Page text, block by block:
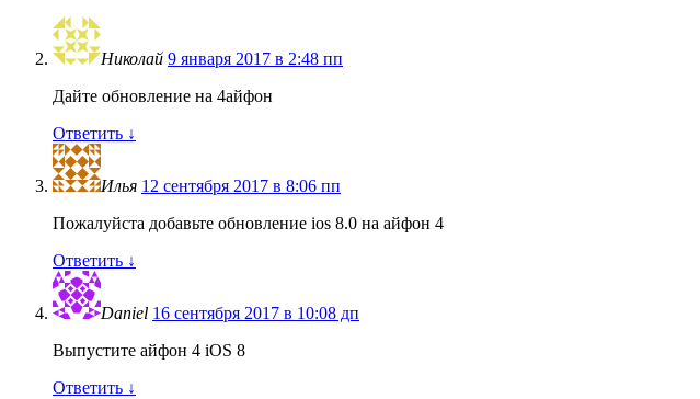
Николай 9 января 2017 в 2:48 пп
Дайте обновление на 4айфон
Ответить ↓
Илья 12 сентября 2017 в 8:06 пп
Пожалуйста добавьте обновление ios 8.0 на айфон 4
Ответить ↓
Daniel 16 сентября 2017 в 10:08 дп
Выпустите айфон 4 iOS 8
Ответить ↓